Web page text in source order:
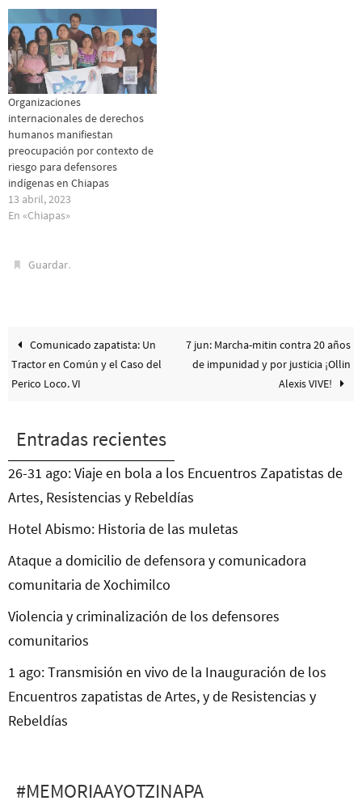
Organizaciones
internacionales de derechos
humanos manifiestan
preocupación por contexto de
riesgo para defensores
indígenas en Chiapas
13 abril, 2023
En «Chiapas»
Guardar.
Comunicado zapatista: Un
Tractor en Común y el Caso del
Perico Loco. VI
7 jun: Marcha-mitin contra 20 años
de impunidad y por justicia ¡Ollin
Alexis VIVE!
Entradas recientes
26-31 ago: Viaje en bola a los Encuentros Zapatistas de
Artes, Resistencias y Rebeldías
Hotel Abismo: Historia de las muletas
Ataque a domicilio de defensora y comunicadora
comunitaria de Xochimilco
Violencia y criminalización de los defensores
comunitarios
1 ago: Transmisión en vivo de la Inauguración de los
Encuentros zapatistas de Artes, y de Resistencias y
Rebeldías
#MEMORIAAYOTZINAPA